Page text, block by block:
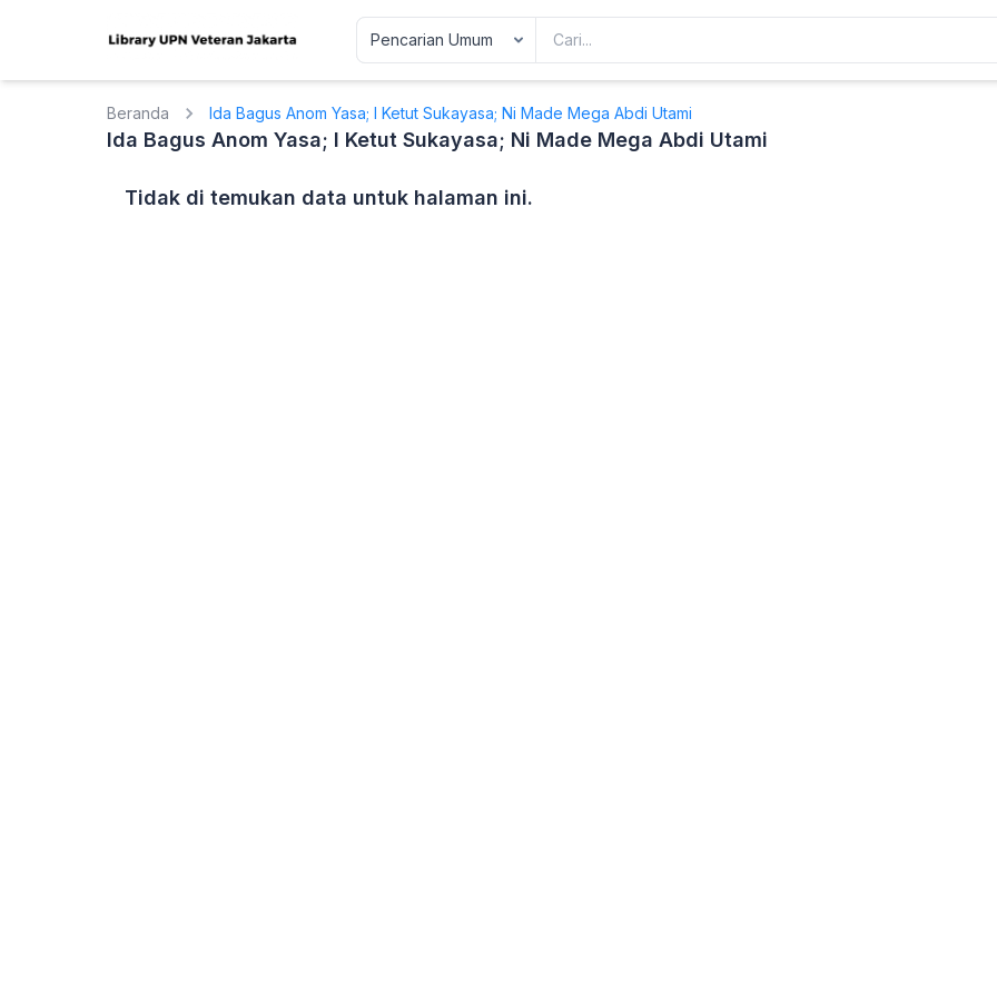
Beranda Ida Bagus Anom Yasa; I Ketut Sukayasa; Ni Made Mega Abdi Utami
Ida Bagus Anom Yasa; I Ketut Sukayasa; Ni Made Mega Abdi Utami
Tidak di temukan data untuk halaman ini.